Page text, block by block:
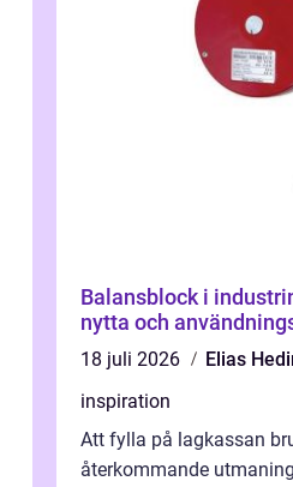
Balansblock i
nytta och
18 juli 2026
Elias
inspiration
Att fylla på lagkassan
återkommande